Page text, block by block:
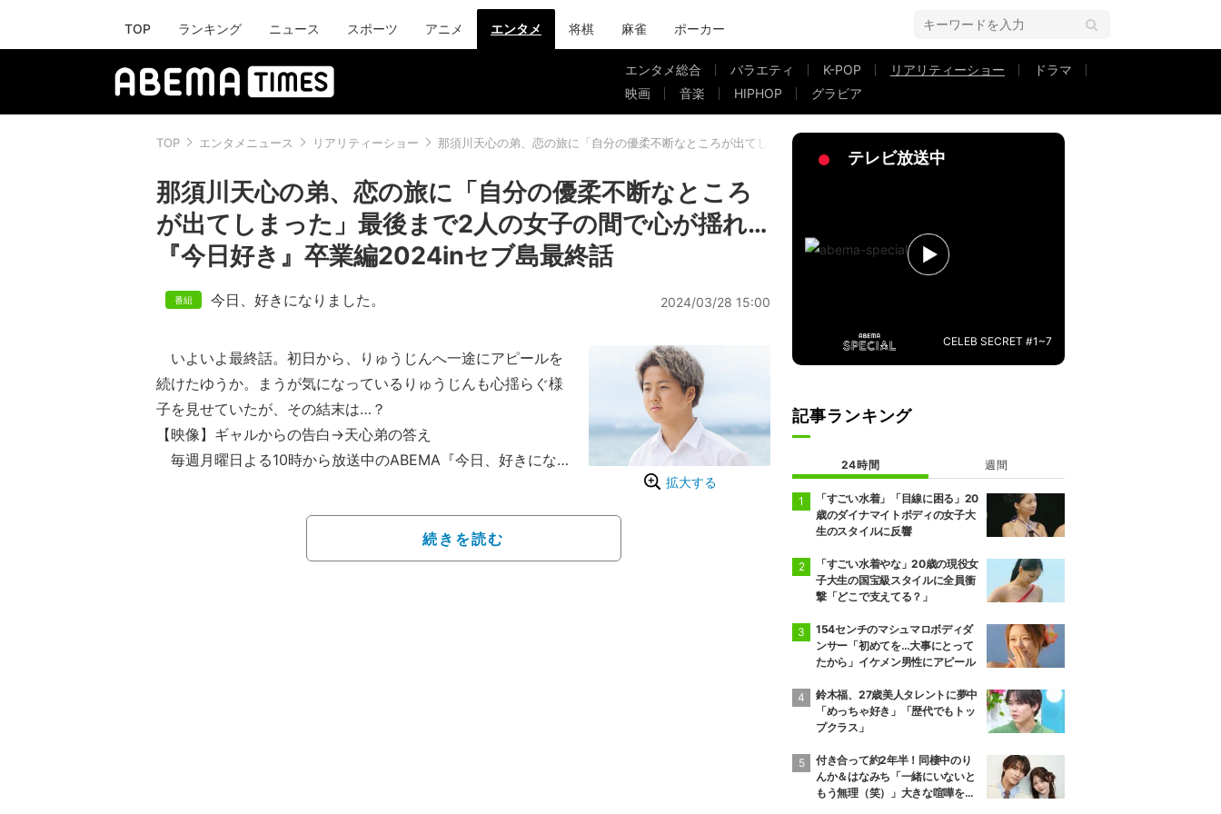
TOP ランキング ニュース スポーツ アニメ エンタメ 将棋 麻雀 ポーカー
エンタメ総合 バラエティ K-POP リアリティーショー
ドラマ
映画
音楽 HIPHOP グラビア
TOP エンタメニュース リアリティーショー 那須川天心の弟、恋の旅に「自分の優柔不断なところが出てしまった」最後まで2人の女子の間で心が揺れ…『今日好き』卒業編2024inセブ島最終
那須川天心の弟、恋の旅に「自分の優柔不断なところ
が出てしまった」最後まで2人の女子の間で心が揺れ…
『今日好き』卒業編2024inセブ島最終話
今日、好きになりました。 2024/03/28 15:00
拡大する
いよいよ最終話。初日から、りゅうじんへ一途にアピールを
続けたゆうか。まうが気になっているりゅうじんも心揺らぐ様
子を見せていたが、その結末は…？
【映像】ギャルからの告白→天心弟の答え
毎週月曜日よる10時から放送中のABEMA『今日、好きにな
『今日好き』とは、運命の恋を見つける、恋と青春の修学旅行
続きを読む
テレビ放送中
CELEB SECRET #1~7
記事ランキング
24時間 週間
「すごい水着」「目線に困る」20
歳のダイナマイトボディの女子大
生のスタイルに反響
「すごい水着やな」20歳の現役女
子大生の国宝級スタイルに全員衝
撃「どこで支えてる？」
154センチのマシュマロボディダ
ンサー「初めてを…大事にとって
たから」イケメン男性にアピール
鈴木福、27歳美人タレントに夢中
「めっちゃ好き」「歴代でもトッ
プクラス」
付き合って約2年半！同棲中のり
んか＆はなみち「一緒にいないと
もう無理（笑）」大きな喧嘩を経